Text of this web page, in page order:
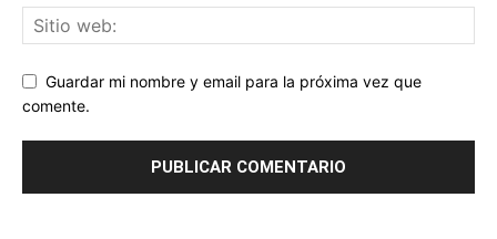
Guardar mi nombre y email para la próxima vez que
comente.